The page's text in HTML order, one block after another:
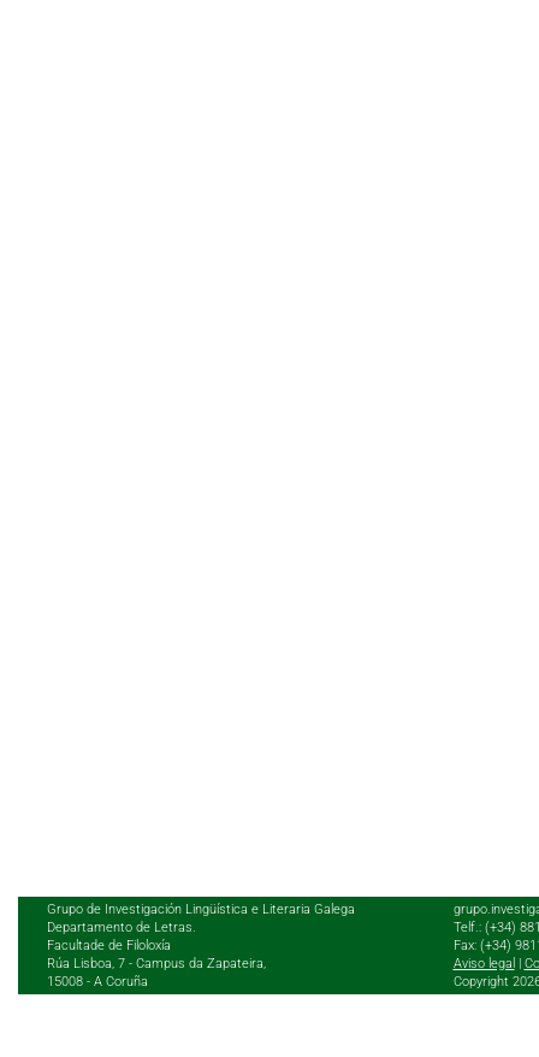
Grupo de Investigación Lingüística e Literaria Galega
Departamento de Letras.
Facultade de Filoloxía
Rúa Lisboa, 7 - Campus da Zapateira,
15008 - A Coruña
Telf.: (+34)
Fax: (+34)
Aviso legal
Copyright